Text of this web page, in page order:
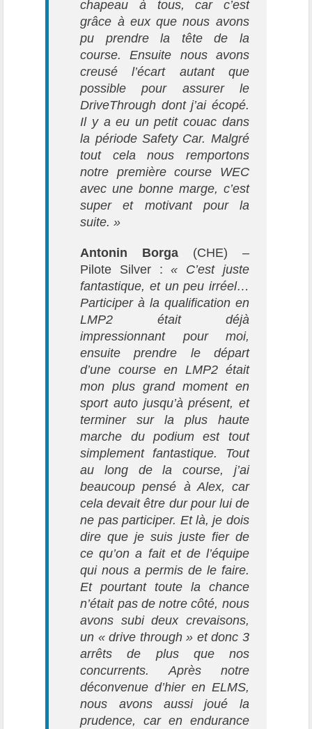
chapeau à tous, car c’est
grâce à eux que nous avons
pu prendre la tête de la
course. Ensuite nous avons
creusé l’écart autant que
possible pour assurer le
DriveThrough dont j’ai écopé.
Il y a eu un petit couac dans
la période Safety Car. Malgré
tout cela nous remportons
notre première course WEC
avec une bonne marge, c’est
super et motivant pour la
suite. »
Antonin Borga (CHE) –
Pilote Silver :« C’est juste
fantastique, et un peu irréel…
Participer à la qualification en
LMP2 était déjà
impressionnant pour moi,
ensuite prendre le départ
d’une course en LMP2 était
mon plus grand moment en
sport auto jusqu’à présent, et
terminer sur la plus haute
marche du podium est tout
simplement fantastique. Tout
au long de la course, j’ai
beaucoup pensé à Alex, car
cela devait être dur pour lui de
ne pas participer. Et là, je dois
dire que je suis juste fier de
ce qu’on a fait et de l’équipe
qui nous a permis de le faire.
Et pourtant toute la chance
n’était pas de notre côté, nous
avons subi deux crevaisons,
un « drive through » et donc 3
arrêts de plus que nos
concurrents. Après notre
déconvenue d’hier en ELMS,
nous avons aussi joué la
prudence, car en endurance